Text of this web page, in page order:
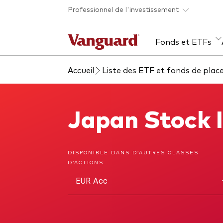
Skip to main content
Professionnel de l'investissement
Fonds et ETFs
Tous les produits
ETFs
Liste des analyses
À propos de Vanguard
Accueil Liste des ETF et fonds de
Japan Stock
DISPONIBLE DANS D’AUTRES CLASSES
D’ACTIONS
EUR Acc